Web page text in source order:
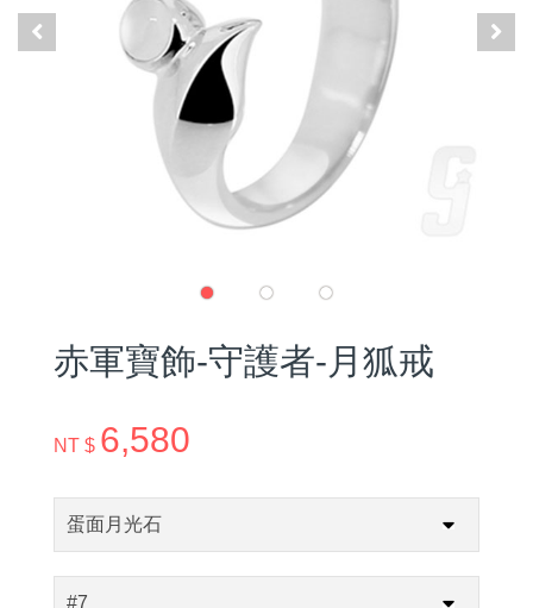
赤軍寶飾-守護者-月狐戒
NT $ 6,580